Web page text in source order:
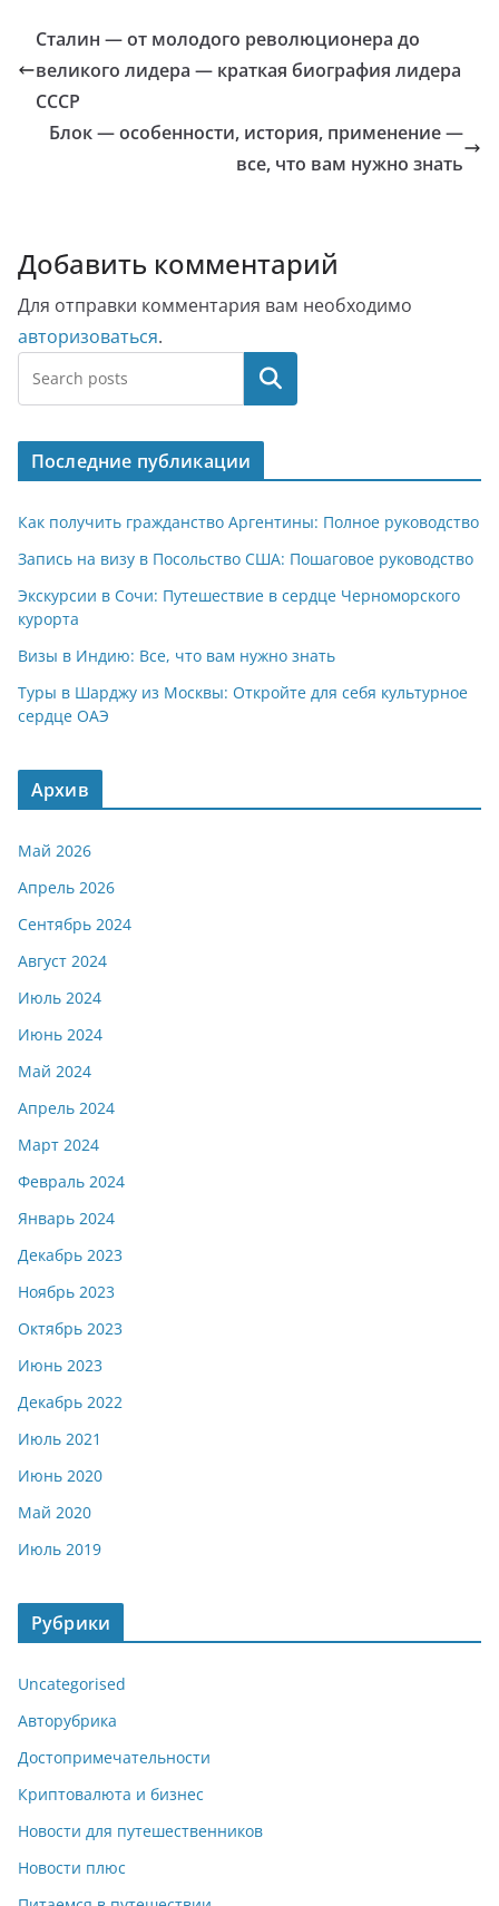
Сталин — от молодого революционера до
великого лидера — краткая биография лидера
СССР
Блок — особенности, история, применение —
все, что вам нужно знать
Добавить комментарий
Для отправки комментария вам необходимо
авторизоваться.
Поиск
Последние публикации
Как получить гражданство Аргентины: Полное руководство
Запись на визу в Посольство США: Пошаговое руководство
Экскурсии в Сочи: Путешествие в сердце Черноморского
курорта
Визы в Индию: Все, что вам нужно знать
Туры в Шарджу из Москвы: Откройте для себя культурное
сердце ОАЭ
Архив
Май 2026
Апрель 2026
Сентябрь 2024
Август 2024
Июль 2024
Июнь 2024
Май 2024
Апрель 2024
Март 2024
Февраль 2024
Январь 2024
Декабрь 2023
Ноябрь 2023
Октябрь 2023
Июнь 2023
Декабрь 2022
Июль 2021
Июнь 2020
Май 2020
Июль 2019
Рубрики
Uncategorised
Авторубрика
Достопримечательности
Криптовалюта и бизнес
Новости для путешественников
Новости плюс